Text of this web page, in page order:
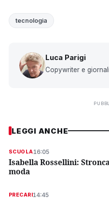
tecnologia
Luca Parigi
Copywriter e
LEGGI ANCHE
SCUOLA16:05
Isabella Rossellini:
moda
PRECARI14:45